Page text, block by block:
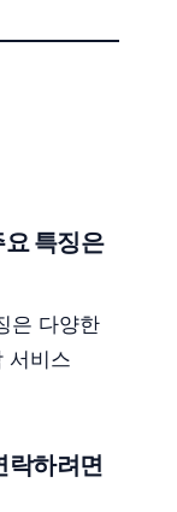
특징은
은 다양한
서비스
락하려면